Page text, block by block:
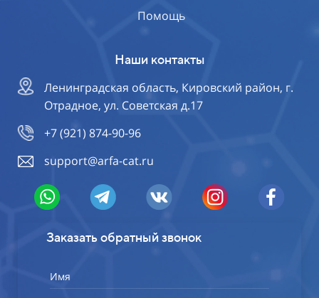
Помощь
Наши контакты
Ленинградская область, Кировский район, г.
Отрадное, ул. Советская д.17
+7 (921) 874-90-96
support@arfa-cat.ru
Заказать обратный звонок
Имя